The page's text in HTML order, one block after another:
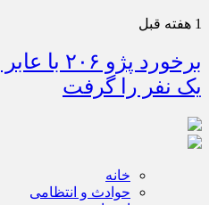
1 هفته قبل
برخورد
یک نفر را گرفت
خانه
حوادث و انتظامی